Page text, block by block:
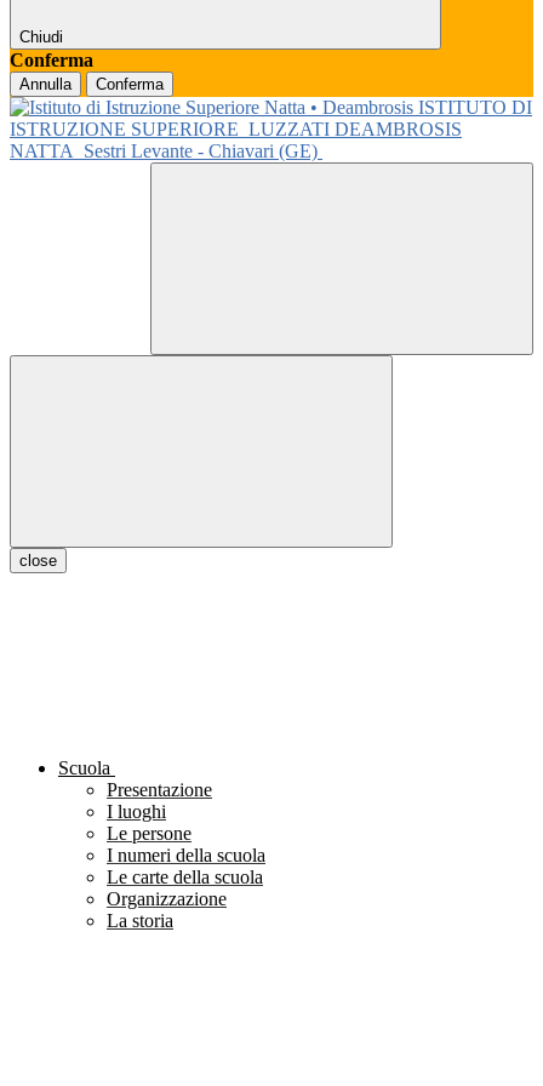
Chiudi
Conferma
Annulla Conferma
ISTITUTO DI
ISTRUZIONE SUPERIORE LUZZATI DEAMBROSIS
NATTA
Sestri Levante - Chiavari (GE)
close
Scuola
Presentazione
I luoghi
Le persone
I numeri della scuola
Le carte della scuola
Organizzazione
La storia